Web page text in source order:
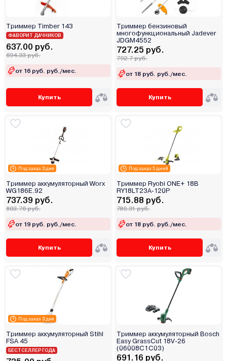
Триммер Timber 143
ФАВОРИТ ДАЧНИКОВ
637.00 руб.
694.33 руб.
от 16 руб. руб./мес.
Купить
Триммер бензиновый
многофункциональный Jadever
JDGM4552
727.25 руб.
792.7 руб.
от 18 руб. руб./мес.
Купить
Под заказ 3 дня
Триммер аккумуляторный Worx
WG186E.92
737.39 руб.
803.76 руб.
от 19 руб. руб./мес.
Купить
Под заказ 5 дней
Триммер Ryobi ONE+ 18В
RY18LT23A-120P
715.88 руб.
780.31 руб.
от 18 руб. руб./мес.
Купить
Под заказ 3 дня
Триммер аккумуляторный Stihl
FSA 45
БЕСТСЕЛЛЕР ГОДА
Триммер аккумуляторный Bosch
Easy GrassCut 18V-26
(06008C1C03)
691.16 руб.